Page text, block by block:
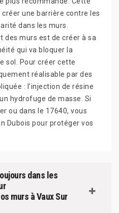
une barrière contre les
dans les murs.
des murs est de créer à sa
qui va bloquer la
sol. Pour créer cette
réalisable par des
: l’injection de résine
hydrofuge de masse. Si
ou dans le 17640, vous
Dubois pour protéger vos
dans les
murs à Vaux Sur